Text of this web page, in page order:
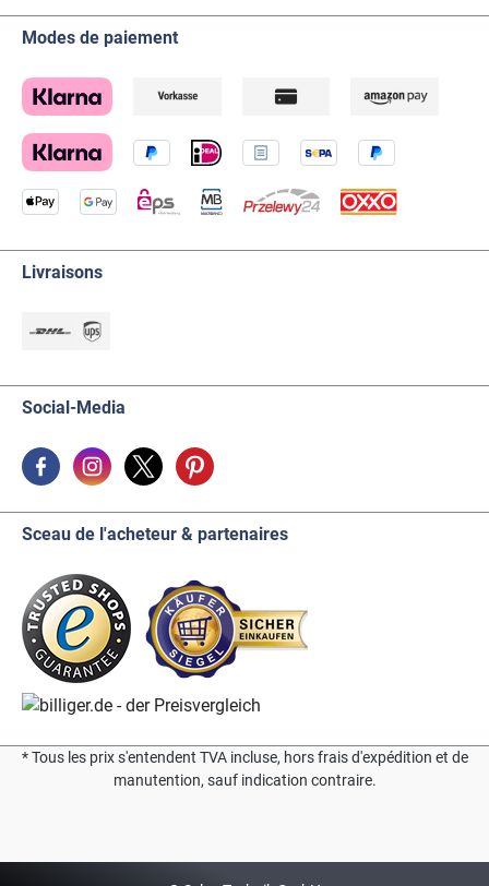
Modes de paiement
Livraisons
Social-Media
Sceau de l'acheteur & partenaires
* Tous les prix s'entendent TVA incluse, hors frais d'expédition et de
manutention, sauf indication contraire.